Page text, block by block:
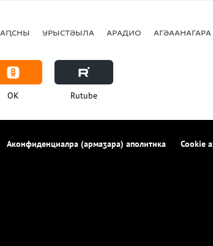
АԤСНЫ УРЫСТӘЫЛА АРАДИО АГӘААНАГАРА
OK Rutube
Аконфиденциалра (армаӡара) аполитика Cookie